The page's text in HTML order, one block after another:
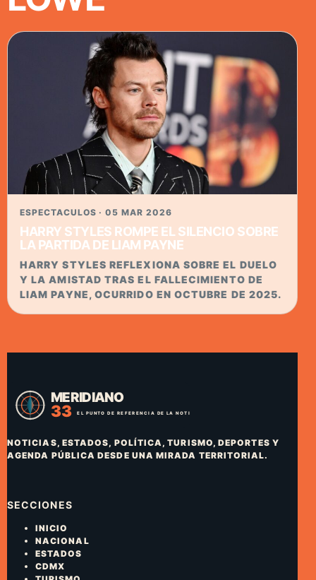
ESPECTACULOS · 05 MAR 2026
HARRY STYLES ROMPE EL SILENCIO SOBRE
LA PARTIDA DE LIAM PAYNE
HARRY STYLES REFLEXIONA SOBRE EL DUELO
Y LA AMISTAD TRAS EL FALLECIMIENTO DE
LIAM PAYNE, OCURRIDO EN OCTUBRE DE 2025.
NOTICIAS, ESTADOS, POLÍTICA, TURISMO, DEPORTES Y
AGENDA PÚBLICA DESDE UNA MIRADA TERRITORIAL.
SECCIONES
INICIO
NACIONAL
ESTADOS
CDMX